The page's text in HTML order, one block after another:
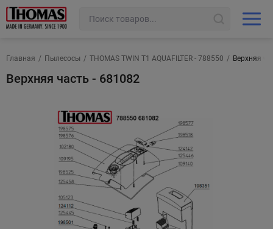
Главная / Пылесосы / THOMAS TWIN T1 AQUAFILTER - 788550 / Верхняя
Верхняя часть - 681082